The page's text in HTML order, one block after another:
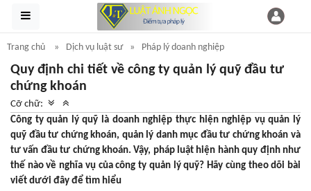
Trang chủ Dịch vụ luật sư Pháp lý doanh nghiệp
Quy định chi tiết về công ty quản lý quỹ đầu tư
chứng khoán
Cỡ chữ:
Công ty quản lý quỹ là doanh nghiệp thực hiện nghiệp vụ quản lý
quỹ đầu tư chứng khoán, quản lý danh mục đầu tư chứng khoán và
tư vấn đầu tư chứng khoán. Vậy, pháp luật hiện hành quy định như
thế nào về nghĩa vụ của công ty quản lý quỹ? Hãy cùng theo dõi bài
viết dưới đây để tìm hiểu